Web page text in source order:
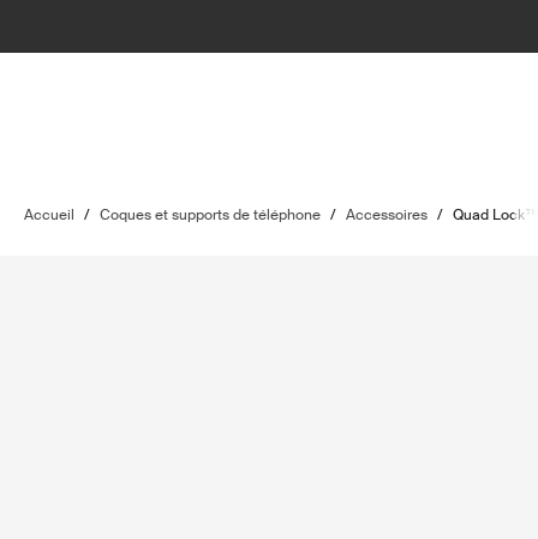
Accueil / Coques et supports de téléphone / Accessoires / Quad